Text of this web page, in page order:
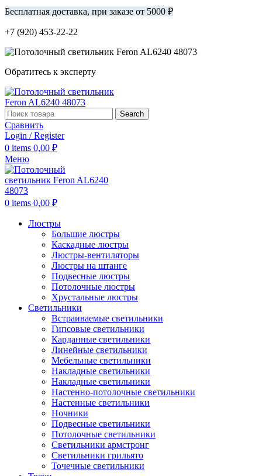
Бесплатная доставка, при заказе от 5000 ₽
+7 (920) 453-22-22
Обратитесь к эксперту
Search
Сравнить
Login / Register
0 items 0,00 ₽
Меню
0 items 0,00 ₽
Люстры
Большие люстры
Каскадные люстры
Люстры-вентиляторы
Люстры на штанге
Подвесные люстры
Потолочные люстры
Хрустальные люстры
Светильники
Встраиваемые светильники
Гипсовые светильники
Карданные светильники
Линейные светильники
Мебельные светильники
Накладные светильники
Накладные светильники
Настенно-потолочные светильники
Настенные светильники
Ночники
Подвесные светильники
Потолочные светильники
Светильники армстронг
Светильники грильято
Точечные светильники